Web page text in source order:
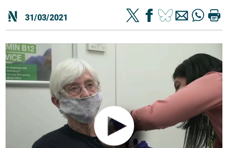
31/03/2021